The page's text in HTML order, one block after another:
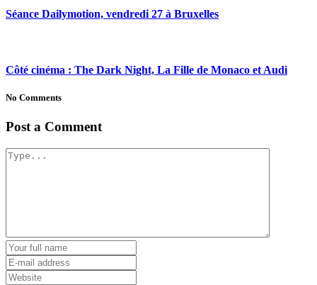
Séance Dailymotion, vendredi 27 à Bruxelles
Côté cinéma : The Dark Night, La Fille de Monaco et Audi
No Comments
Post a Comment